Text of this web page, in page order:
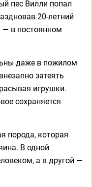
пес Вилли попал
20-летний
— в постоянном
даже в пожилом
затеять
игрушки.
сохраняется
порода, которая
В одной
а в другой —